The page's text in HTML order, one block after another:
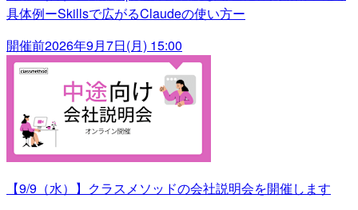
具体例ーSkillsで広がるClaudeの使い方ー
開催前2026年9月7日(月) 15:00
【9/9（水）】クラスメソッドの会社説明会を開催します